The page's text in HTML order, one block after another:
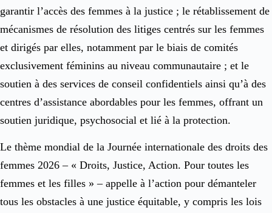
garantir l’accès des femmes à la justice ; le rétablissement de
mécanismes de résolution des litiges centrés sur les femmes
et dirigés par elles, notamment par le biais de comités
exclusivement féminins au niveau communautaire ; et le
soutien à des services de conseil confidentiels ainsi qu’à des
centres d’assistance abordables pour les femmes, offrant un
soutien juridique, psychosocial et lié à la protection.
Le thème mondial de la Journée internationale des droits des
femmes 2026 – « Droits, Justice, Action. Pour toutes les
femmes et les filles » – appelle à l’action pour démanteler
tous les obstacles à une justice équitable, y compris les lois